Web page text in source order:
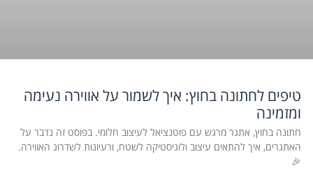
טיפים לחתונה בחוץ: איך לשמור על אווירה נעימה
ומזמינה
חתונה בחוץ, אתגר מרגש עם פוטנציאל לעיצוב חלומי. בפוסט זה נדבר על
האתגרים, איך להתאים עיצוב ולוגיסטיקה לשטח, ורעיונות לשדרוג האווירה.
🎉